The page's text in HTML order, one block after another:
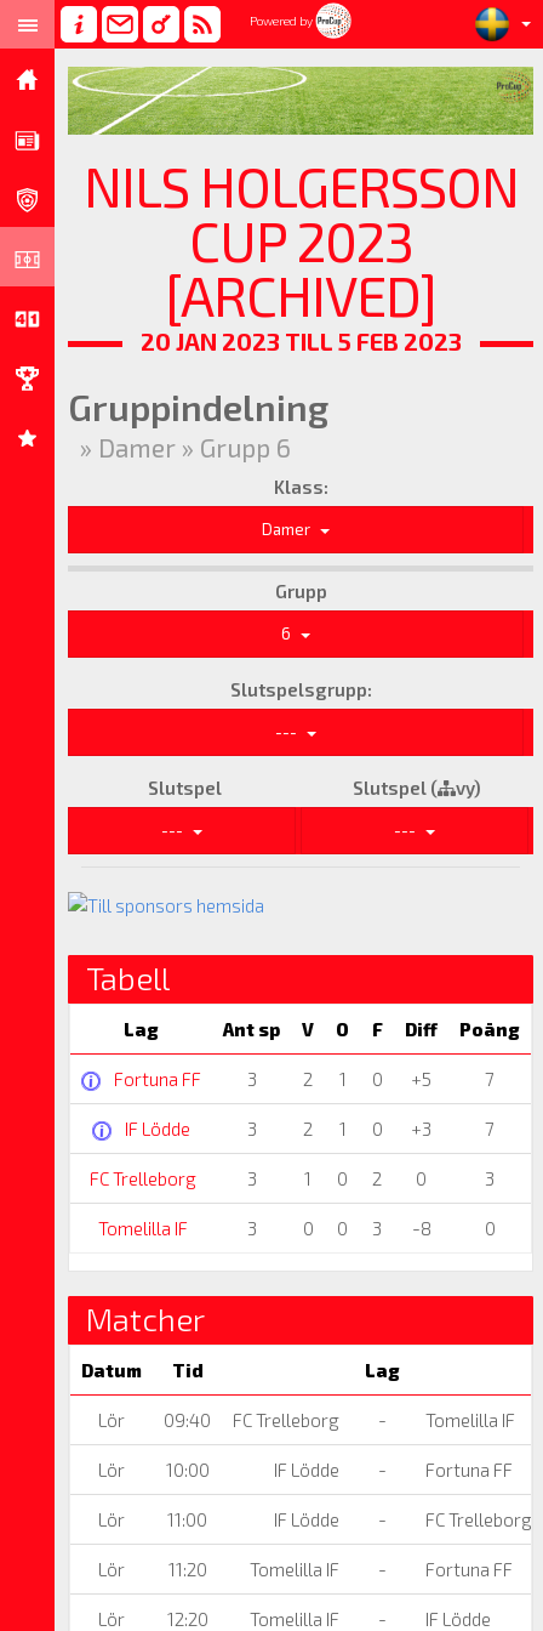
Powered by
NILS HOLGERSSON
CUP 2023
[ARCHIVED]
20 JAN 2023 TILL 5 FEB 2023
Gruppindelning
» Damer » Grupp 6
Klass:
Damer
Grupp
6
Slutspelsgrupp:
---
Slutspel Slutspel ( vy)
--- ---
Tabell
Lag Ant sp V O F Diff Poäng
Fortuna FF 3 2 1 0 +5 7
IF Lödde 3 2 1 0 +3 7
FC Trelleborg 3 1 0 2 0 3
Tomelilla IF 3 0 0 3 -8 0
Matcher
Datum Tid Lag
Lör 09:40 FC Trelleborg - Tomelilla IF
Lör 10:00 IF Lödde - Fortuna FF
Lör 11:00 IF Lödde - FC Trelleborg
Lör 11:20 Tomelilla IF - Fortuna FF
Lör 12:20 Tomelilla IF - IF Lödde